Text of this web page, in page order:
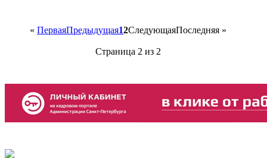
« ПерваяПредыдущая12СледующаяПоследняя »
Страница 2 из 2